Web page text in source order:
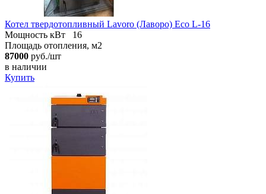
Котел твердотопливный Lavoro (Лаворо) Eco L-16
Мощность кВт
16
Площадь отопления, м2
87000 руб./шт
в наличии
Купить